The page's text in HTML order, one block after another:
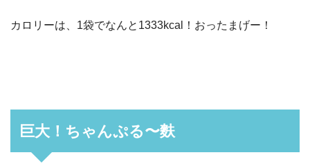
カロリーは、1袋でなんと1333kcal！おったまげー！
巨大！ちゃんぷる〜麩